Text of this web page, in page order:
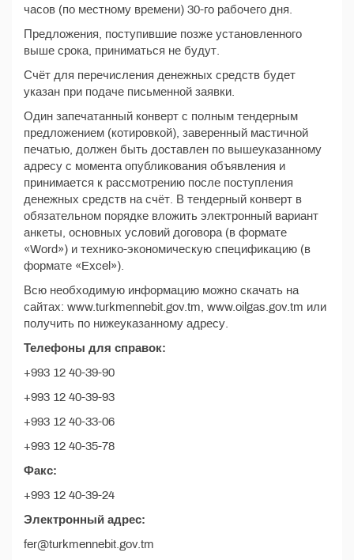
часов (по местному времени) 30-го рабочего дня.
Предложения, поступившие позже установленного
выше срока, приниматься не будут.
Счёт для перечисления денежных средств будет
указан при подаче письменной заявки.
Один запечатанный конверт с полным тендерным
предложением (котировкой), заверенный мастичной
печатью, должен быть доставлен по вышеуказанному
адресу с момента опубликования объявления и
принимается к рассмотрению после поступления
денежных средств на счёт. В тендерный конверт в
обязательном порядке вложить электронный вариант
анкеты, основных условий договора (в формате
«Word») и технико-экономическую спецификацию (в
формате «Excel»).
Всю необходимую информацию можно скачать на
сайтах: www.turkmennebit.gov.tm, www.oilgas.gov.tm или
получить по нижеуказанному адресу.
Телефоны для справок:
+993 12 40-39-90
+993 12 40-39-93
+993 12 40-33-06
+993 12 40-35-78
Факс:
+993 12 40-39-24
Электронный адрес:
fer@turkmennebit.gov.tm